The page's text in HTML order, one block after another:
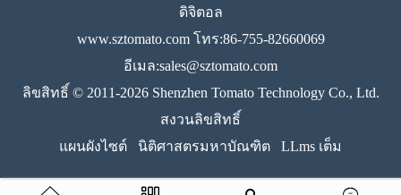
ดิจิตอล
www.sztomato.comโทร:86-755-82660069
อีเมล:sales@sztomato.com
ลิขสิทธิ์ © 2011-2026 Shenzhen Tomato Technology Co., Ltd.
สงวนลิขสิทธิ์
แผนผังไซต์
นิติศาสตรมหาบัณฑิต LLms เต็ม